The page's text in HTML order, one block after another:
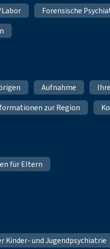
Forensische
Aufnahme
zur Region
für Eltern
Kinder- und Jugendpsychiatrie